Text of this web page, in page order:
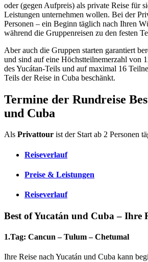
oder (gegen Aufpreis) als private Reise für
Leistungen unternehmen wollen. Bei der
Personen – ein Beginn täglich nach Ihren
während die Gruppenreisen zu den festen
Aber auch die Gruppen starten garantiert
und sind auf eine Höchstteilnemerzahl von
des Yucátan-Teils und auf maximal 16
Teils der Reise in Cuba beschänkt.
Termine der Rundreise
und Cuba
Als Privattour ist der Start ab 2 Personen
Reiseverlauf
Preise & Leistungen
Reiseverlauf
Best of Yucatán und Cuba – Ihre
1.Tag: Cancun – Tulum – Chetumal
Ihre Reise nach Yucatán und Cuba kann